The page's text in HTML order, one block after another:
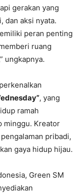
gerakan yang
dan aksi nyata.
peran penting
ruang
ungkapnya.
, yang
ramah
minggu. Kreator
pribadi,
gaya hidup hijau.
Green SM